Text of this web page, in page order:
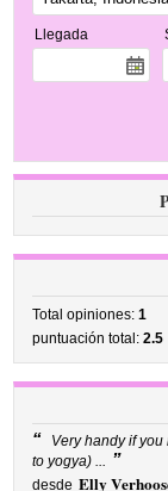
Llegada
Total opiniones:1
puntuación total:2.5
“
Very handy if
to yogya) ... ”
desde Elly